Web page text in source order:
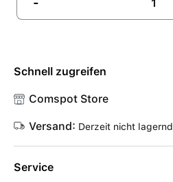
Schnell zugreifen
Comspot Store
Versand: Derzeit nicht lagernd
Service